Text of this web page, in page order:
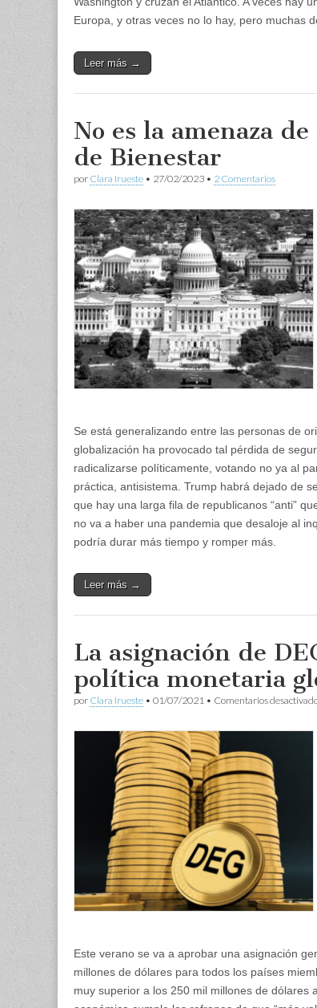
Europa, y otras veces no lo hay, pero muchas
Leer más →
No es la amenaza
de Bienestar
por Clara Irueste • 27/02/2023 • 2 Comentarios
Se está generalizando entre las personas de
globalización ha provocado tal pérdida de
radicalizarse políticamente, votando no ya al
práctica, antisistema. Trump habrá dejado de
que hay una larga fila de republicanos “anti”
no va a haber una pandemia que desaloje al
podría durar más tiempo y romper más.
Leer más →
La asignación de
política monetaria
por Clara Irueste • 01/07/2021 • Comentarios
Este verano se va a aprobar una asignación
millones de dólares para todos los países
muy superior a los 250 mil millones de